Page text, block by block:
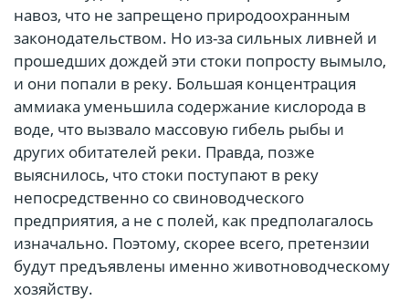
навоз, что не запрещено природоохранным
законодательством. Но из-за сильных ливней и
прошедших дождей эти стоки попросту вымыло,
и они попали в реку. Большая концентрация
аммиака уменьшила содержание кислорода в
воде, что вызвало массовую гибель рыбы и
других обитателей реки. Правда, позже
выяснилось, что стоки поступают в реку
непосредственно со свиноводческого
предприятия, а не с полей, как предполагалось
изначально. Поэтому, скорее всего, претензии
будут предъявлены именно животноводческому
хозяйству.